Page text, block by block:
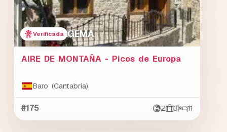
Verificada GEMA
AIRE DE MONTAÑA - Picos de Europa
Baro (Cantabria)
#175 2 3 11